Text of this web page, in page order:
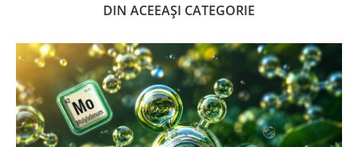
DIN ACEEAȘI CATEGORIE